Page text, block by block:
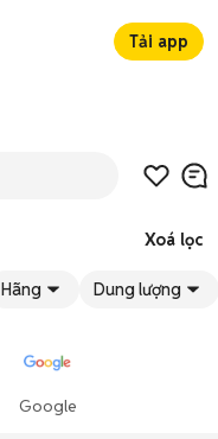
Tải app
Xoá lọc
Hãng Dung lượng
Google